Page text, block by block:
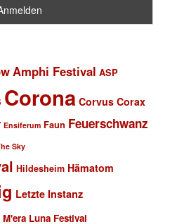
Amphi Festival ASP
Corona Corvus Corax
Ensiferum Faun Feuerschwanz
Sky
Hildesheim Hämatom
Letzte Instanz
M'era Luna Festival